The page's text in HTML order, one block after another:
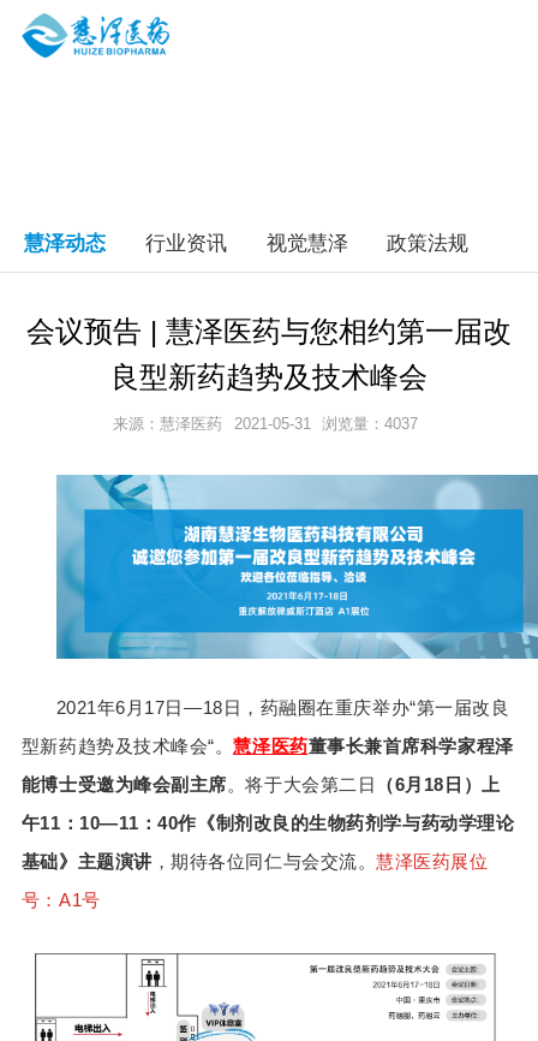
慧泽动态 行业资讯 视觉慧泽 政策法规
会议预告 | 慧泽医药与您相约第一届改
良型新药趋势及技术峰会
来源：慧泽医药 2021-05-31 浏览量：4037
2021年6月17日—18日，药融圈在重庆举办“第一届改良
型新药趋势及技术峰会“。慧泽医药董事长兼首席科学家程泽
能博士受邀为峰会副主席。将于大会第二日
（6月18日）上
午11：10—11：40作《制剂改良的生物药剂学与药动学理论
基础》主题演讲 ，期待各位同仁与会交流。慧泽医药展位
号：A1号